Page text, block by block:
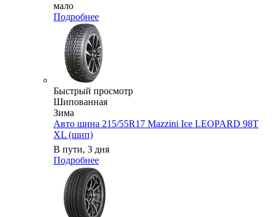
мало
Подробнее
Быстрый просмотр
Шипованная
Зима
Авто шина 215/55R17 Mazzini Ice LEOPARD 98T
XL (шип)
В пути, 3 дня
Подробнее